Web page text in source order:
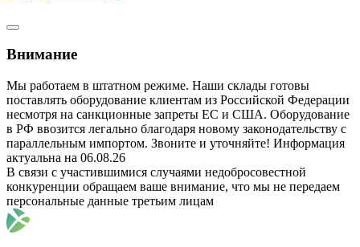
Внимание
Мы работаем в штатном режиме. Наши склады готовы
поставлять оборудование клиентам из Российской Федерации
несмотря на санкционные запреты ЕС и США. Оборудование
в РФ ввозится легально благодаря новому законодательству с
параллельным импортом. Звоните и уточняйте! Информация
актуальна на 06.08.26
В связи с участившимися случаями недобросовестной
конкуренции обращаем ваше внимание, что мы не передаем
персональные данные третьим лицам